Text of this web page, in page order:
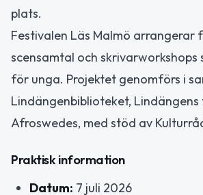
plats.
Festivalen Läs Malmö
scensamtal och skrivarworkshops
för unga. Projektet genomförs i
Lindängenbiblioteket,
Afroswedes, med stöd av
Praktisk information
Datum: 7 juli 2026